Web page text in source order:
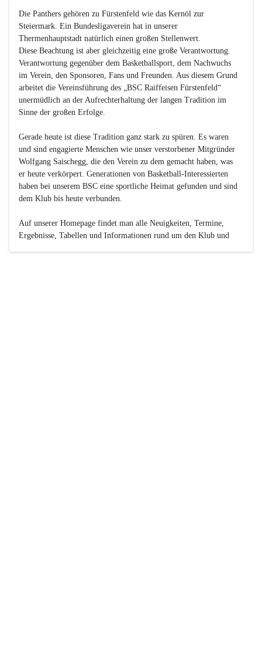
Die Panthers gehören zu Fürstenfeld wie das Kernöl zur
Steiermark. Ein Bundesligaverein hat in unserer
Thermenhauptstadt natürlich einen großen Stellenwert.
Diese Beachtung ist aber gleichzeitig eine große Verantwortung.
Verantwortung gegenüber dem Basketballsport, dem Nachwuchs
im Verein, den Sponsoren, Fans und Freunden. Aus diesem Grund
arbeitet die Vereinsführung des „BSC Raiffeisen Fürstenfeld“
unermüdlich an der Aufrechterhaltung der langen Tradition im
Sinne der großen Erfolge.
Gerade heute ist diese Tradition ganz stark zu spüren. Es waren
und sind engagierte Menschen wie unser verstorbener Mitgründer
Wolfgang Saischegg, die den Verein zu dem gemacht haben, was
er heute verkörpert. Generationen von Basketball-Interessierten
haben bei unserem BSC eine sportliche Heimat gefunden und sind
dem Klub bis heute verbunden.
Auf unserer Homepage findet man alle Neuigkeiten, Termine,
Ergebnisse, Tabellen und Informationen rund um den Klub und